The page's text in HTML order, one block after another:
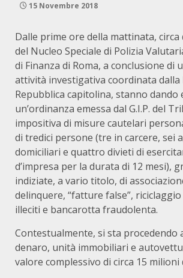
15 Novembre 2018
Dalle prime ore della mattinata,
del Nucleo Speciale di Polizia
di Finanza di Roma, a conclusione di
attività investigativa coordinata dalla
Repubblica capitolina, stanno dando
un’ordinanza emessa dal G.I.P. del
impositiva di misure cautelari
di tredici persone (tre in carcere, sei
domiciliari e quattro divieti di
d’impresa per la durata di 12 mesi),
indiziate, a vario titolo, di
delinquere, “fatture false”,
illeciti e bancarotta fraudolenta.
Contestualmente, si sta procedendo
denaro, unità immobiliari e
valore complessivo di circa 15 milioni